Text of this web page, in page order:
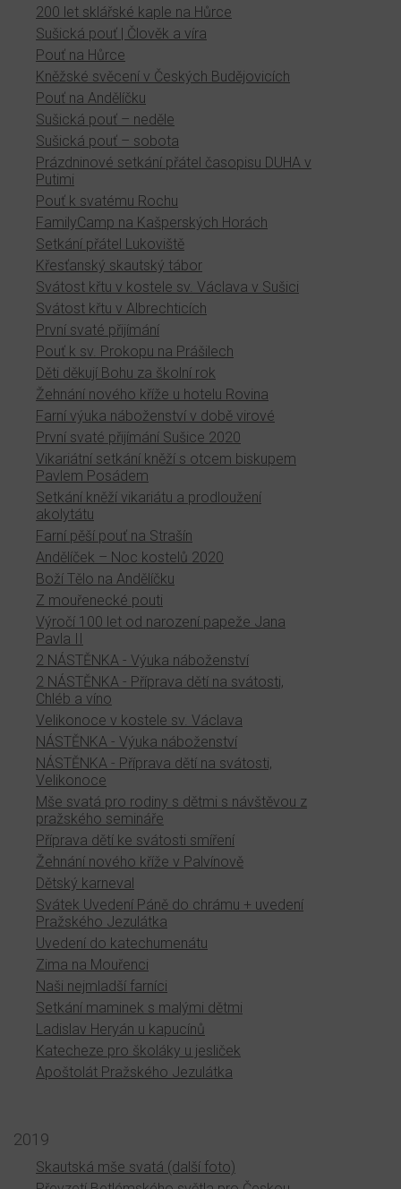
200 let sklářské kaple na Hůrce
Sušická pouť | Člověk a víra
Pouť na Hůrce
Kněžské svěcení v Českých Budějovicích
Pouť na Andělíčku
Sušická pouť – neděle
Sušická pouť – sobota
Prázdninové setkání přátel časopisu DUHA v
Putimi
Pouť k svatému Rochu
FamilyCamp na Kašperských Horách
Setkání přátel Lukoviště
Křesťanský skautský tábor
Svátost křtu v kostele sv. Václava v Sušici
Svátost křtu v Albrechticích
První svaté přijímání
Pouť k sv. Prokopu na Prášilech
Děti děkují Bohu za školní rok
Žehnání nového kříže u hotelu Rovina
Farní výuka náboženství v době virové
První svaté přijímání Sušice 2020
Vikariátní setkání kněží s otcem biskupem
Pavlem Posádem
Setkání kněží vikariátu a prodloužení
akolytátu
Farní pěší pouť na Strašín
Andělíček – Noc kostelů 2020
Boží Tělo na Andělíčku
Z mouřenecké pouti
Výročí 100 let od narození papeže Jana
Pavla II
2 NÁSTĚNKA - Výuka náboženství
2 NÁSTĚNKA - Příprava dětí na svátosti,
Chléb a víno
Velikonoce v kostele sv. Václava
NÁSTĚNKA - Výuka náboženství
NÁSTĚNKA - Příprava dětí na svátosti,
Velikonoce
Mše svatá pro rodiny s dětmi s návštěvou z
pražského semináře
Příprava dětí ke svátosti smíření
Žehnání nového kříže v Palvínově
Dětský karneval
Svátek Uvedení Páně do chrámu + uvedení
Pražského Jezulátka
Uvedení do katechumenátu
Zima na Mouřenci
Naši nejmladší farníci
Setkání maminek s malými dětmi
Ladislav Heryán u kapucínů
Katecheze pro školáky u jesliček
Apoštolát Pražského Jezulátka
2019
Skautská mše svatá (další foto)